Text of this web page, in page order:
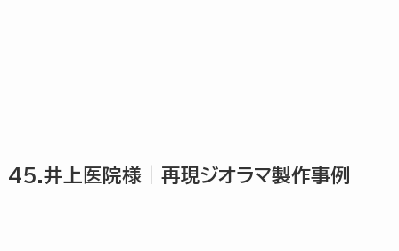
45.井上医院様｜再現ジオラマ製作事例